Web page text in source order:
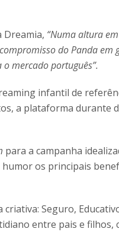
Dreamia, “Numa altura
do Panda
mercado português”.
infantil de
a plataforma
para a campanha
os principais
Seguro,
entre pais e